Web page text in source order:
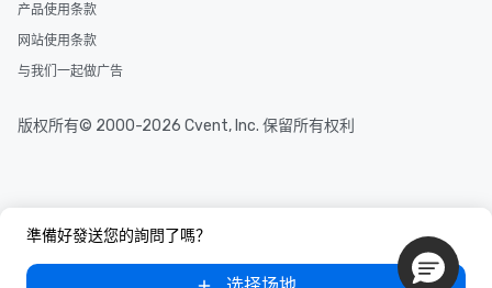
準備好發送您的詢問了嗎？
产品使用条款
网站使用条款
与我们一起做广告
版权所有© 2000-2026 Cvent, Inc. 保留所有权利